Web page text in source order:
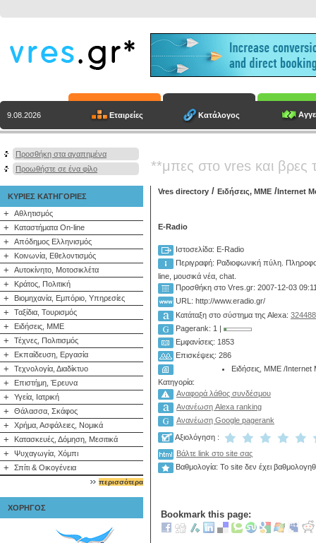
9.08.2026 Εταιρείες Κατάλογος
Προσθήκη στα αγαπημένα
Προωθήστε σε ένα φίλο
**μπες στο vres και βρες
ΚΥΡΙΕΣ ΚΑΤΗΓΟΡΙΕΣ
+ Αθλητισμός
+ Καταστήματα On-line
+ Απόδημος Ελληνισμός
+ Κοινωνία, Εθελοντισμός
+ Αυτοκίνητο, Μοτοσικλέτα
+ Κράτος, Πολιτική
+ Βιομηχανία, Εμπόριο, Υπηρεσίες
+ Ταξίδια, Τουρισμός
+ Ειδήσεις, ΜΜΕ
+ Τέχνες, Πολιτισμός
+ Εκπαίδευση, Εργασία
+ Τεχνολογία, Διαδίκτυο
+ Επιστήμη, Έρευνα
+ Υγεία, Ιατρική
+ Θάλασσα, Σκάφος
+ Χρήμα, Ασφάλειες, Νομικά
+ Κατασκευές, Δόμηση, Μεσιτικά
+ Ψυχαγωγία, Χόμπι
+ Σπίτι & Οικογένεια
περισσότερα
ΧΟΡΗΓΟΣ
Vres directory / Ειδήσεις, ΜΜΕ /Internet
E-Radio
Ιστοσελίδα: E-Radio
Περιγραφή: Ραδιοφωνική πύλη.
line, μουσικά νέα, chat.
Προσθήκη στο Vres.gr: 2007-12-03
URL: http://www.eradio.gr/
Κατάταξη στο σύστημα της Alexa: 324488
Pagerank: 1 |
Εμφανίσεις: 1853
Επισκέψεις: 286
Κατηγορία:
Ειδήσεις, ΜΜΕ /Internet
Αναφορά λάθος συνδέσμου
Ανανέωση Alexa ranking
Ανανέωση Google pagerank
Αξιολόγηση :
Βάλτε link στο site σας
Βαθμολογία: Το site δεν έχει
Bookmark this page: